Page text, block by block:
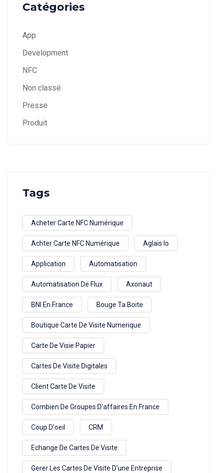
Catégories
App
Development
NFC
Non classé
Presse
Produit
Tags
Acheter Carte NFC Numérique
Achter Carte NFC Numérique Aglais Io
Application Automatisation
Automatisation De Flux Axonaut
BNI En France Bouge Ta Boite
Boutique Carte De Visite Numerique
Carte De Visie Papier
Cartes De Visite Digitales
Client Carte De Visite
Combien De Groupes D'affaires En France
Coup D'oeil CRM
Echange De Cartes De Visite
Gerer Les Cartes De Visite D'une Entreprise